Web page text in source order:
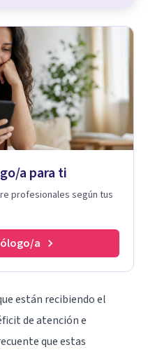
a para ti
profesionales según tus
a
están recibiendo el
de atención e
que estas